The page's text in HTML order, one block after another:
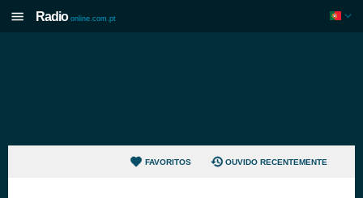
Radio online.com.pt
FAVORITOS OUVIDO RECENTEMENTE